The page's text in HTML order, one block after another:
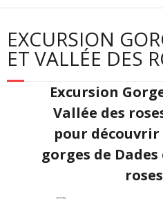
Accueil
Nos circuits
Transferts
Témoignages
EXCURSION
ET VALLÉE DES
Excursion
Vallée des
pour découvrir
gorges de